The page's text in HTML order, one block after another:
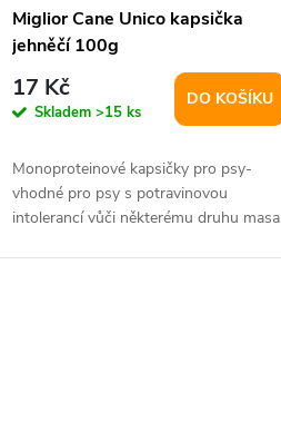
Miglior Cane Unico kapsička
jehněčí 100g
17 Kč
Skladem>15 ks
DO KOŠÍKU
Monoproteinové kapsičky pro psy-
vhodné pro psy s potravinovou
intolerancí vůči některému druhu masa